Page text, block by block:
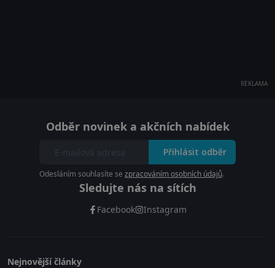
REKLAMA
Odběr novinek a akčních nabídek
Přihlásit odběr
Odesláním souhlasíte se zpracováním osobních údajů.
Sledujte nás na sítích
Facebook Instagram
Nejnovější články